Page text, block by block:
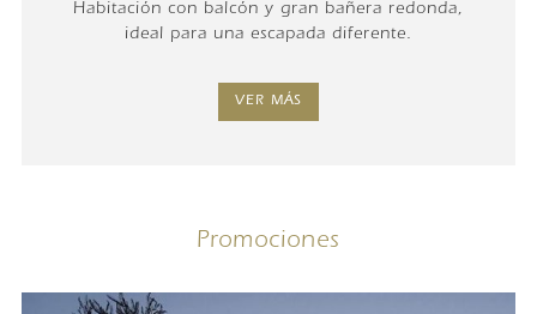
Habitación con balcón y gran bañera redonda,
ideal para una escapada diferente.
VER MÁS
Promociones